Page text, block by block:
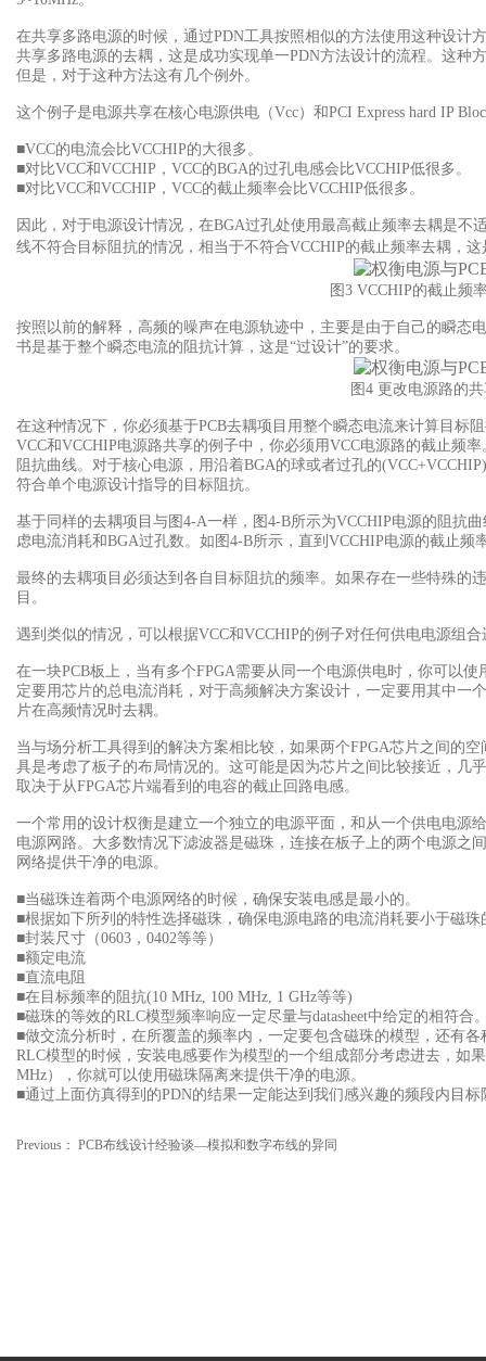
在共享多路电源的时候，通过PDN工具按照相似的方法使用这种设计
共享多路电源的去耦，这是成功实现单一PDN方法设计的流程。这种
但是，对于这种方法这有几个例外。
这个例子是电源共享在核心电源供电（Vcc）和PCI Express hard IP
■VCC的电流会比VCCHIP的大很多。
■对比VCC和VCCHIP，VCC的BGA的过孔电感会比VCCHIP低很多。
■对比VCC和VCCHIP，VCC的截止频率会比VCCHIP低很多。
因此，对于电源设计情况，在BGA过孔处使用最高截止频率去耦是不
线不符合目标阻抗的情况，相当于不符合VCCHIP的截止频率去耦，
图3 VCCHIP的截止频
按照以前的解释，高频的噪声在电源轨迹中，主要是由于自己的瞬态
书是基于整个瞬态电流的阻抗计算，这是“过设计”的要求。
图4 更改电源路的
在这种情况下，你必须基于PCB去耦项目用整个瞬态电流来计算目标
VCC和VCCHIP电源路共享的例子中，你必须用VCC电源路的截止频
阻抗曲线。对于核心电源，用沿着BGA的球或者过孔的
符合单个电源设计指导的目标阻抗。
基于同样的去耦项目与图4-A一样，图4-B所示为VCCHIP电源的阻抗
虑电流消耗和BGA过孔数。如图4-B所示，直到VCCHIP电源的截止频
最终的去耦项目必须达到各自目标阻抗的频率。如果存在一些特殊的
目。
遇到类似的情况，可以根据VCC和VCCHIP的例子对任何供电电源组
在一块PCB板上，当有多个FPGA需要从同一个电源供电时，你可以
定要用芯片的总电流消耗，对于高频解决方案设计，一定要用其中一
片在高频情况时去耦。
当与场分析工具得到的解决方案相比较，如果两个FPGA芯片之间的空
具是考虑了板子的布局情况的。这可能是因为芯片之间比较接近，几
取决于从FPGA芯片端看到的电容的截止回路电感。
一个常用的设计权衡是建立一个独立的电源平面，和从一个供电电源
电源网路。大多数情况下滤波器是磁珠，连接在板子上的两个电源之
网络提供干净的电源。
■当磁珠连着两个电源网络的时候，确保安装电感是最小的。
■根据如下所列的特性选择磁珠，确保电源电路的电流消耗要小于磁珠
■封装尺寸（0603 ，0402等等）
■额定电流
■直流电阻
■在目标频率的阻抗(10 MHz, 100 MHz, 1 GHz等等)
■磁珠的等效的RLC模型频率响应一定尽量与datasheet中给定的相符合
■做交流分析时，在所覆盖的频率内，一定要包含磁珠的模型，还有
RLC模型的时候，安装电感要作为模型的一个组成部分考虑进去，如
MHz），你就可以使用磁珠隔离来提供干净的电源。
■通过上面仿真得到的PDN的结果一定能达到我们感兴趣的频段内目标
Previous： PCB布线设计经验谈—模拟和数字布线的异同